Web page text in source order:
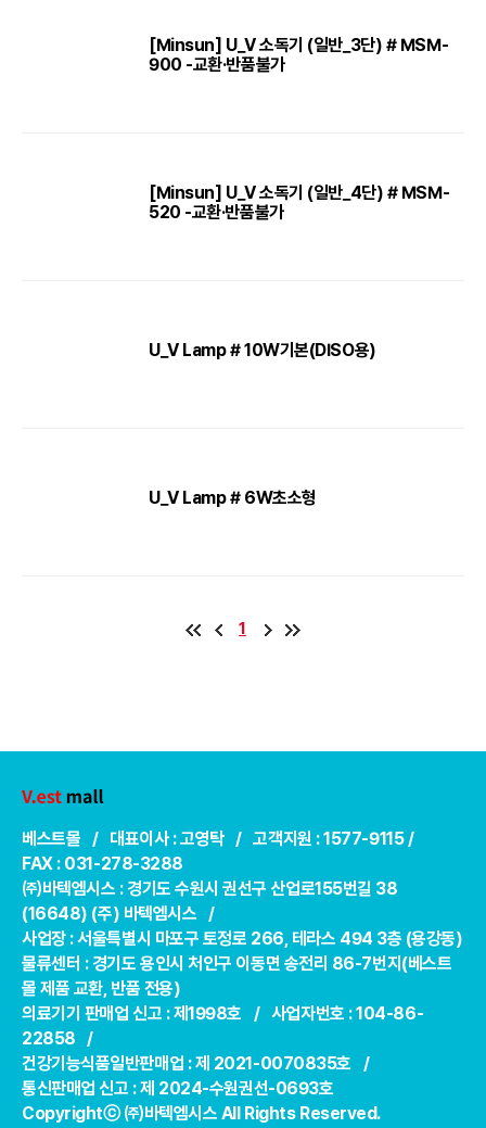
[Minsun] U_V 소독기 (일반_3단) # MSM-
900 -교환·반품불가
[Minsun] U_V 소독기 (일반_4단) # MSM-
520 -교환·반품불가
U_V Lamp # 10W기본(DISO용)
U_V Lamp # 6W초소형
1
베스트몰 / 대표이사 : 고영탁 / 고객지원 : 1577-9115 /
FAX : 031-278-3288
㈜바텍엠시스 : 경기도 수원시 권선구 산업로155번길 38
(16648) (주) 바텍엠시스 /
사업장 : 서울특별시 마포구 토정로 266, 테라스 494 3층 (용강동)
물류센터 : 경기도 용인시 처인구 이동면 송전리 86-7번지(베스트
몰 제품 교환, 반품 전용)
의료기기 판매업 신고 : 제1998호 / 사업자번호 : 104-86-
22858 /
건강기능식품일반판매업 : 제 2021-0070835호 /
통신판매업 신고 : 제 2024-수원권선-0693호
Copyrightⓒ ㈜바텍엠시스 All Rights Reserved.